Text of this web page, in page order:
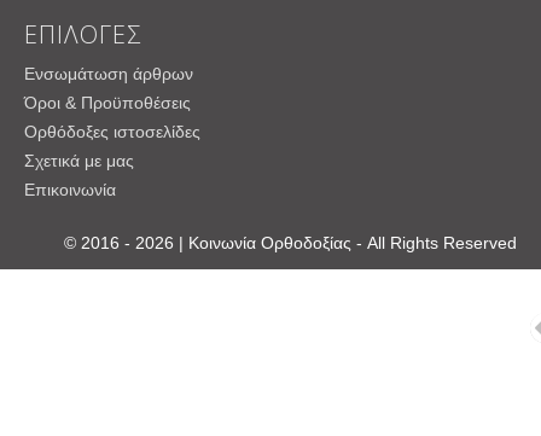
ΕΠΙΛΟΓΕΣ
Ενσωμάτωση άρθρων
Όροι & Προϋποθέσεις
Ορθόδοξες ιστοσελίδες
Σχετικά με μας
Επικοινωνία
© 2016 - 2026 | Κοινωνία Ορθοδοξίας - All Rights Reserved